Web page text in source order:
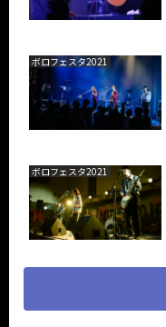
ボロフェスタ2021
ボロフェスタ2021